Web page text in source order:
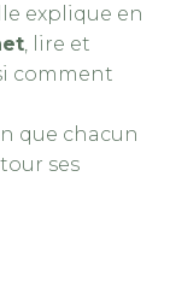
explique en
, lire et
comment
que chacun
ses